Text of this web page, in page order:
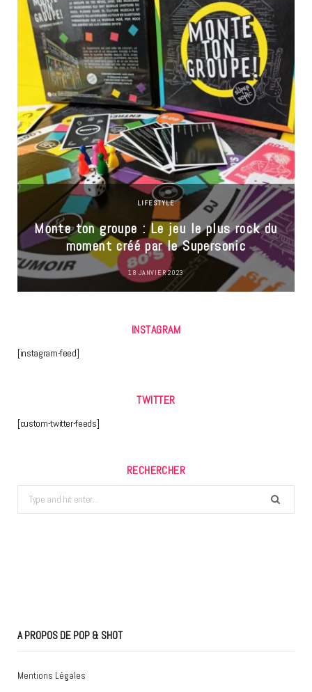
LIFESTYLE
Monte ton groupe : Le jeu le plus rock du
moment créé par le Supersonic
18 JANVIER 2023
INSTAGRAM
[instagram-feed]
TWITTER
[custom-twitter-feeds]
RECHERCHER
Search
for:
A PROPOS DE POP & SHOT
Mentions Légales